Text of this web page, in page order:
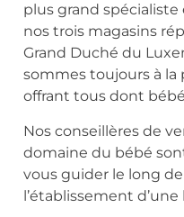
plus grand
nos trois magasins
Grand Duché du
sommes toujours à
offrant tous dont
Nos conseillères de
domaine du bébé
vous guider le long
l’établissement